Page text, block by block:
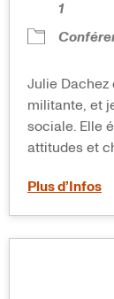
1
Julie Dachez
militante, et
sociale. Elle
attitudes et
Plus d’Infos